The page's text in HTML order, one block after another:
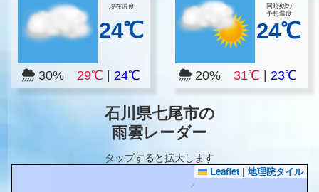
現在温度
24℃
30% 29℃ 24℃
同時刻の
予想温度
24℃
20%31℃ |23℃
石川県七尾市の
雨雲レーダー
タップすると拡大します
Leaflet | 地理院タイル